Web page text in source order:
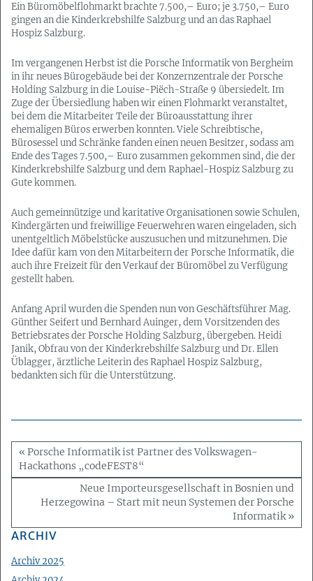
Ein Büromöbelflohmarkt brachte 7.500,– Euro; je 3.750,– Euro
gingen an die Kinderkrebshilfe Salzburg und an das Raphael
Hospiz Salzburg.
Im vergangenen Herbst ist die Porsche Informatik von Bergheim
in ihr neues Bürogebäude bei der Konzernzentrale der Porsche
Holding Salzburg in die Louise-Piëch-Straße 9 übersiedelt. Im
Zuge der Übersiedlung haben wir einen Flohmarkt veranstaltet,
bei dem die Mitarbeiter Teile der Büroausstattung ihrer
ehemaligen Büros erwerben konnten. Viele Schreibtische,
Bürosessel und Schränke fanden einen neuen Besitzer, sodass am
Ende des Tages 7.500,– Euro zusammen gekommen sind, die der
Kinderkrebshilfe Salzburg und dem Raphael-Hospiz Salzburg zu
Gute kommen.
Auch gemeinnützige und karitative Organisationen sowie Schulen,
Kindergärten und freiwillige Feuerwehren waren eingeladen, sich
unentgeltlich Möbelstücke auszusuchen und mitzunehmen. Die
Idee dafür kam von den Mitarbeitern der Porsche Informatik, die
auch ihre Freizeit für den Verkauf der Büromöbel zu Verfügung
gestellt haben.
Anfang April wurden die Spenden nun von Geschäftsführer Mag.
Günther Seifert und Bernhard Auinger, dem Vorsitzenden des
Betriebsrates der Porsche Holding Salzburg, übergeben. Heidi
Janik, Obfrau von der Kinderkrebshilfe Salzburg und Dr. Ellen
Üblagger, ärztliche Leiterin des Raphael Hospiz Salzburg,
bedankten sich für die Unterstützung.
« Porsche Informatik ist Partner des Volkswagen-
Hackathons „codeFEST8“
Neue Importeursgesellschaft in Bosnien und
Herzegowina – Start mit neun Systemen der Porsche
Informatik »
ARCHIV
Archiv 2025